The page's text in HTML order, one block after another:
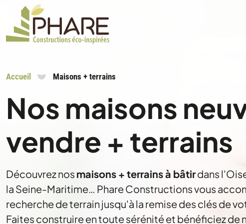
Accueil Maisons + terrains
Nos maisons
vendre + terrains
Découvrez nos maisons + terrains à bâtirdans
la Seine-Maritime… Phare Constructions vous
recherche de terrain jusqu'à la remise des clés de
Faites construire en toute sérénité et bénéficiez de